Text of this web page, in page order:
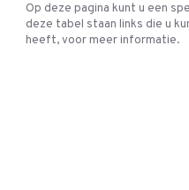
Op deze pagina kunt u een
deze tabel staan links die u
heeft, voor meer informatie.